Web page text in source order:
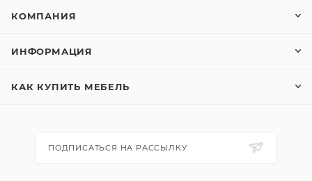
КОМПАНИЯ
ИНФОРМАЦИЯ
КАК КУПИТЬ МЕБЕЛЬ
ПОДПИСАТЬСЯ НА РАССЫЛКУ